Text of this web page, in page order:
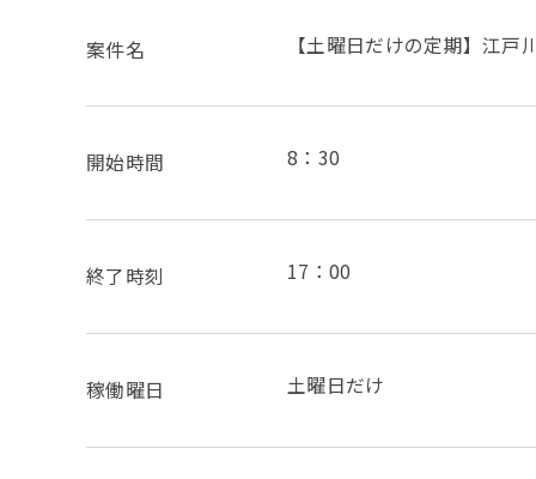
案件名 【土曜日だけの定期】江戸
開始時間 8：30
終了時刻 17：00
稼働曜日 土曜日だけ